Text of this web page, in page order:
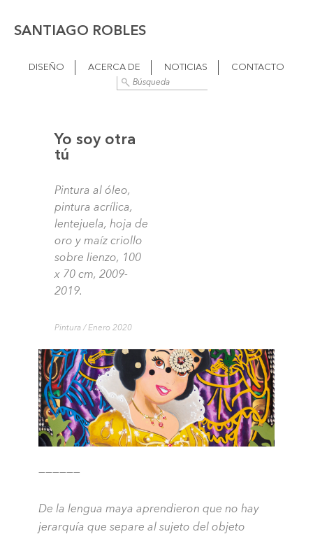
SANTIAGO ROBLES
DISEÑO ACERCA DE NOTICIAS CONTACTO
Yo soy otra
tú
Pintura al óleo,
pintura acrílica,
lentejuela, hoja de
oro y maíz criollo
sobre lienzo, 100
x 70 cm, 2009-
2019.
Pintura/ Enero 2020
——————
De la lengua maya aprendieron que no hay
jerarquía que separe al sujeto del objeto